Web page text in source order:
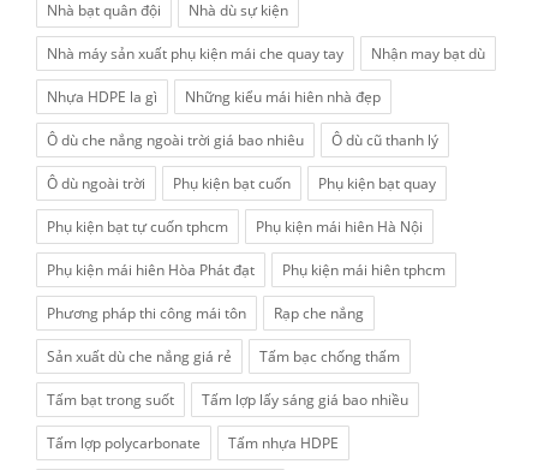
Nhà bạt quân đội Nhà dù sự kiện
Nhà máy sản xuất phụ kiện mái che quay tay Nhận may bạt dù
Nhựa HDPE la gì Những kiểu mái hiên nhà đẹp
Ô dù che nắng ngoài trời giá bao nhiêu Ô dù cũ thanh lý
Ô dù ngoài trời Phụ kiện bạt cuốn Phụ kiện bạt quay
Phụ kiện bạt tự cuốn tphcm Phụ kiện mái hiên Hà Nội
Phụ kiện mái hiên Hòa Phát đạt Phụ kiện mái hiên tphcm
Phương pháp thi công mái tôn Rạp che nắng
Sản xuất dù che nắng giá rẻ Tấm bạc chống thấm
Tấm bạt trong suốt Tấm lợp lấy sáng giá bao nhiều
Tấm lợp polycarbonate Tấm nhựa HDPE